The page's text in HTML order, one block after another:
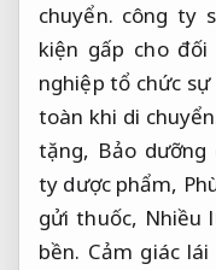
chuyển. công ty
kiện gấp cho đối
nghiệp tổ chức
toàn khi di
tặng, Bảo dưỡng
ty dược phẩm,
gửi thuốc, Nhiều
bền. Cảm giác